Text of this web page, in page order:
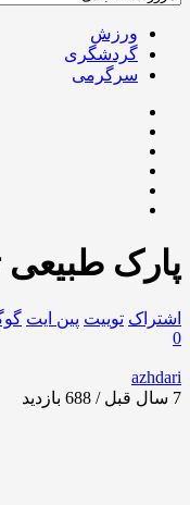
ورزش
گردشگری
سرگرمی
پارک طبیعی
اشتراک توییت پین ایت
0
azhdari
7 سال قبل / 688
بازدید